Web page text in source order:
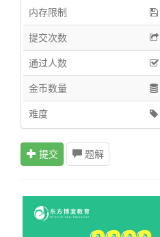
内存限制
提交次数
通过人数
金币数量
难度
提交 题解